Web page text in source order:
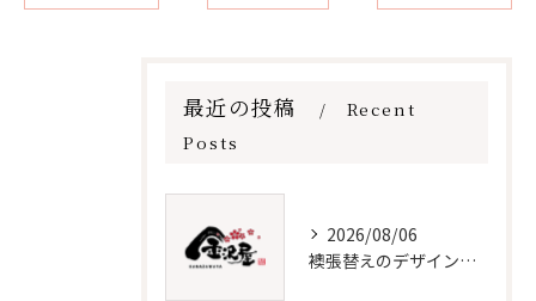
最近の投稿
Recent
Posts
2026/08/06
襖張替えのデザイン技術とメンテナンス法